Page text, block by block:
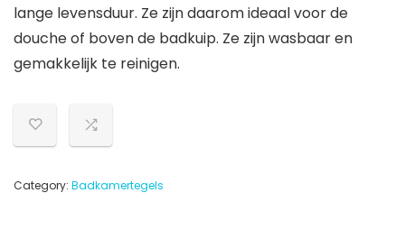
lange levensduur. Ze zijn daarom ideaal voor de
douche of boven de badkuip. Ze zijn wasbaar en
gemakkelijk te reinigen.
Category: Badkamertegels